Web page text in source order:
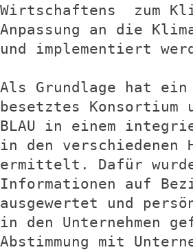
Wirtschaftens zum
Anpassung an die
und implementiert
Als Grundlage hat
besetztes Konsortium
BLAU in einem
in den verschiedenen
ermittelt. Dafür
Informationen auf
ausgewertet und
in den Unternehmen
Abstimmung mit